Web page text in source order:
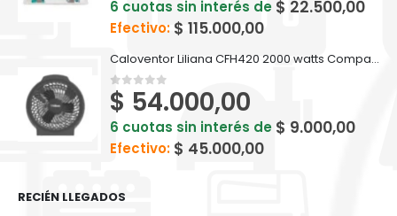
6 cuotas sin interés de $ 22.500,00
Efectivo: $ 115.000,00
Caloventor Liliana CFH420 2000 watts Compactsun
0out of 5
$ 54.000,00
6 cuotas sin interés de $ 9.000,00
Efectivo: $ 45.000,00
RECIÉN LLEGADOS